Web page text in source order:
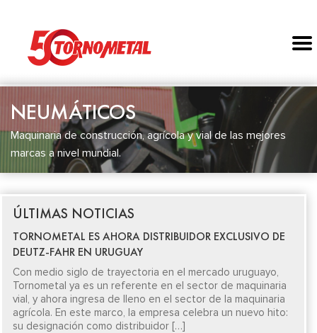
NEUMÁTICOS
Maquinaria de construcción, agrícola y vial de las mejores
marcas a nivel mundial.
ÚLTIMAS NOTICIAS
TORNOMETAL ES AHORA DISTRIBUIDOR EXCLUSIVO DE
DEUTZ-FAHR EN URUGUAY
Con medio siglo de trayectoria en el mercado uruguayo,
Tornometal ya es un referente en el sector de maquinaria
vial, y ahora ingresa de lleno en el sector de la maquinaria
agrícola. En este marco, la empresa celebra un nuevo hito:
su designación como distribuidor […]